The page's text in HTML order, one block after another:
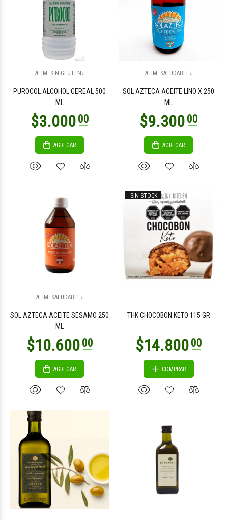
ALIM. SIN GLUTEN↓
PUROCOL ALCOHOL CEREAL 500
ML
AGREGAR
ALIM. SALUDABLE↓
SOL AZTECA ACEITE LINO X 250
ML
AGREGAR
ALIM. SALUDABLE↓
SOL AZTECA ACEITE SESAMO 250
ML
AGREGAR
SIN STOCK
THK CHOCOBON KETO 115 GR
COMPRAR